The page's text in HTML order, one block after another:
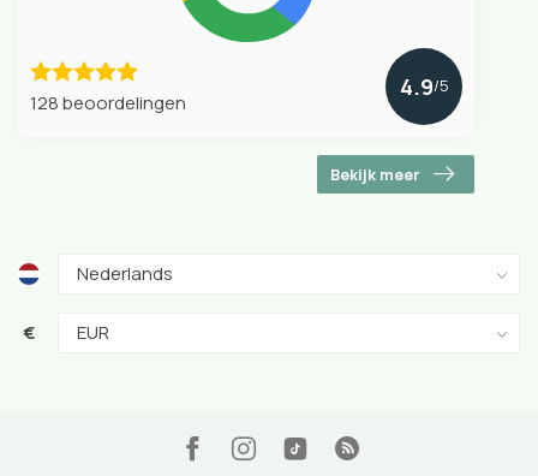
128 beoordelingen
4.9/5
Bekijk meer
€